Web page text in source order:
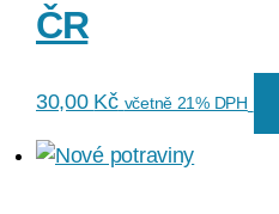
ČR
30,00 Kč včetně 21% DPH